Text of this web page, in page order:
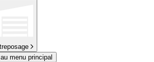
menu principal